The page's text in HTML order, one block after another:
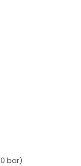
bar)